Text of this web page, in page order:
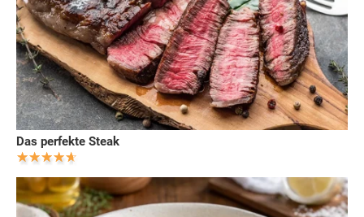
Das perfekte Steak